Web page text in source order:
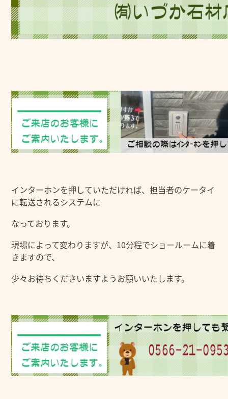
インターホンを押していただければ、担当者のケータイ
に転送されるシステムに
なっております。
現場によって変わりますが、10分程でショールームに着
きますので、
少々お待ちくださいますようお願いいたします。